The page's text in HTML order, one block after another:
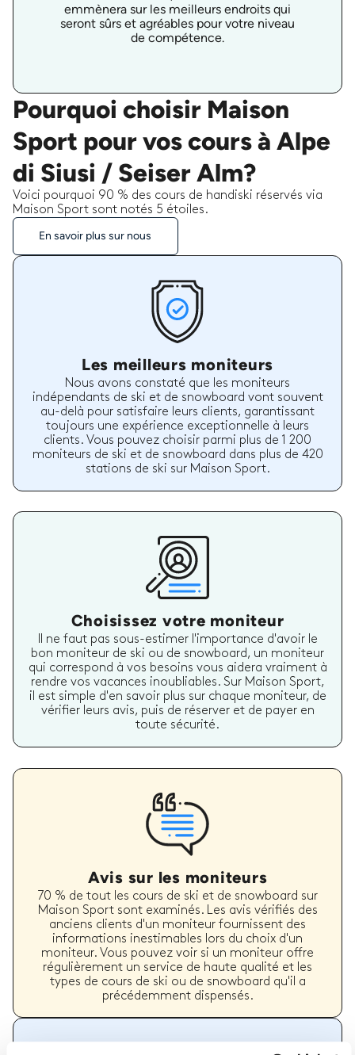
emmènera sur les meilleurs endroits qui
seront sûrs et agréables pour votre niveau
de compétence.
Pourquoi choisir Maison
Sport pour vos cours à Alpe
di Siusi / Seiser Alm?
Voici pourquoi 90 % des cours de handiski réservés via
Maison Sport sont notés 5 étoiles.
En savoir plus sur nous
Les meilleurs moniteurs
Nous avons constaté que les moniteurs
indépendants de ski et de snowboard vont souvent
au-delà pour satisfaire leurs clients, garantissant
toujours une expérience exceptionnelle à leurs
clients. Vous pouvez choisir parmi plus de 1 200
moniteurs de ski et de snowboard dans plus de 420
stations de ski sur Maison Sport.
Choisissez votre moniteur
Il ne faut pas sous-estimer l'importance d'avoir le
bon moniteur de ski ou de snowboard, un moniteur
qui correspond à vos besoins vous aidera vraiment à
rendre vos vacances inoubliables. Sur Maison Sport,
il est simple d'en savoir plus sur chaque moniteur, de
vérifier leurs avis, puis de réserver et de payer en
toute sécurité.
Avis sur les moniteurs
70 % de tout les cours de ski et de snowboard sur
Maison Sport sont examinés. Les avis vérifiés des
anciens clients d'un moniteur fournissent des
informations inestimables lors du choix d'un
moniteur. Vous pouvez voir si un moniteur offre
régulièrement un service de haute qualité et les
types de cours de ski ou de snowboard qu'il a
précédemment dispensés.